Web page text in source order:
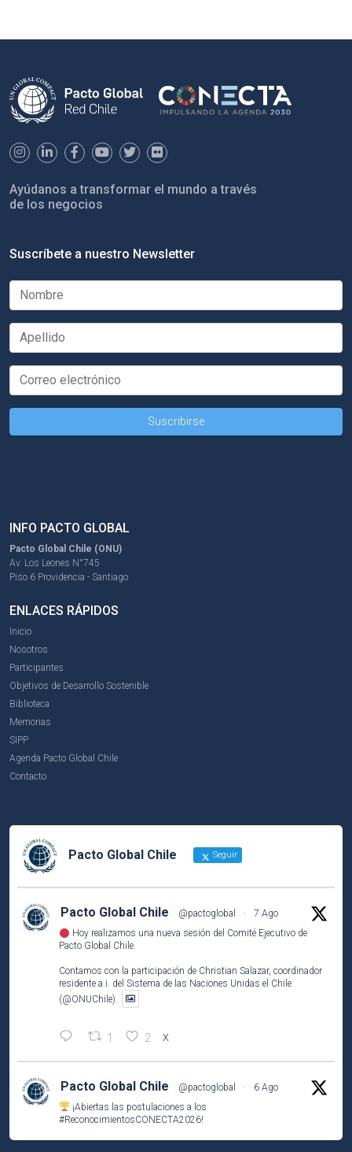
Ayúdanos a transformar el mundo a través
de los negocios
Suscríbete a nuestro Newsletter
INFO PACTO GLOBAL
Pacto Global Chile (ONU)
Av. Los Leones N°745
Piso 6 Providencia - Santiago
ENLACES RÁPIDOS
Inicio
Nosotros
Participantes
Objetivos de Desarrollo Sostenible
Biblioteca
Memorias
SIPP
Agenda Pacto Global Chile
Contacto
Pacto Global Chile Seguir
Pacto Global Chile @pactoglobal ·
7 Ago
Hoy realizamos una nueva sesión del Comité Ejecutivo de
Pacto Global Chile.
Contamos con la participación de Christian Salazar, coordinador
residente a.i. del Sistema de las Naciones Unidas el Chile
(@ONUChile).
1 2 X
Pacto Global Chile @pactoglobal ·
6 Ago
¡Abiertas las postulaciones a los
#ReconocimientosCONECTA2026!